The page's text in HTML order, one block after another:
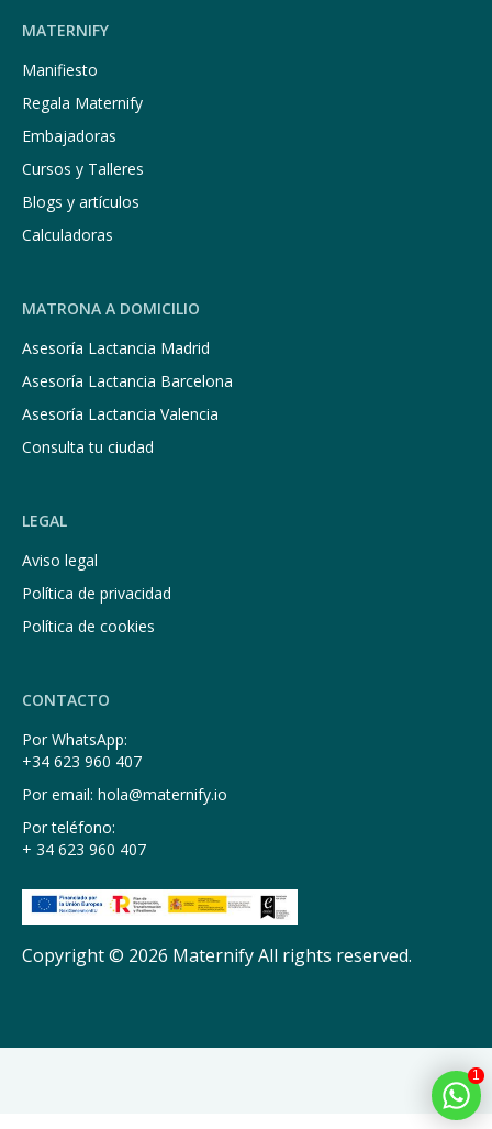
MATERNIFY
Manifiesto
Regala Maternify
Embajadoras
Cursos y Talleres
Blogs y artículos
Calculadoras
MATRONA A DOMICILIO
Asesoría Lactancia Madrid
Asesoría Lactancia Barcelona
Asesoría Lactancia Valencia
Consulta tu ciudad
LEGAL
Aviso legal
Política de privacidad
Política de cookies
CONTACTO
Por WhatsApp:
+34 623 960 407
Por email: hola@maternify.io
Por teléfono:
+ 34 623 960 407
Copyright © 2026 Maternify All rights reserved.
1